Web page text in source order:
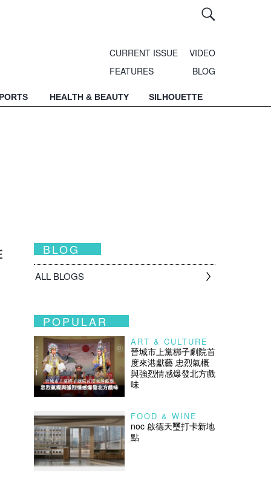
CURRENT ISSUE
VIDEO
FEATURES
BLOG
HEALTH & BEAUTY SILHOUETTE
BLOG
ALL BLOGS
POPULAR
ART & CULTURE
晉城市上黨梆子劇院首
度來港獻藝 忠烈氣概
與強烈情感爆發北方戲
味
FOOD & WINE
noc 啟德天璽打卡新地
點